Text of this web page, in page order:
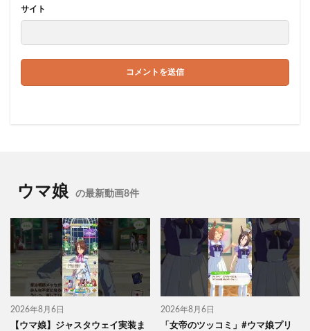
サイト
ウマ娘 の最新動画8件
2026年8月6日
【ウマ娘】ジャスタウェイ実装ま
2026年8月6日
「女帝のツッコミ」#ウマ娘プリ